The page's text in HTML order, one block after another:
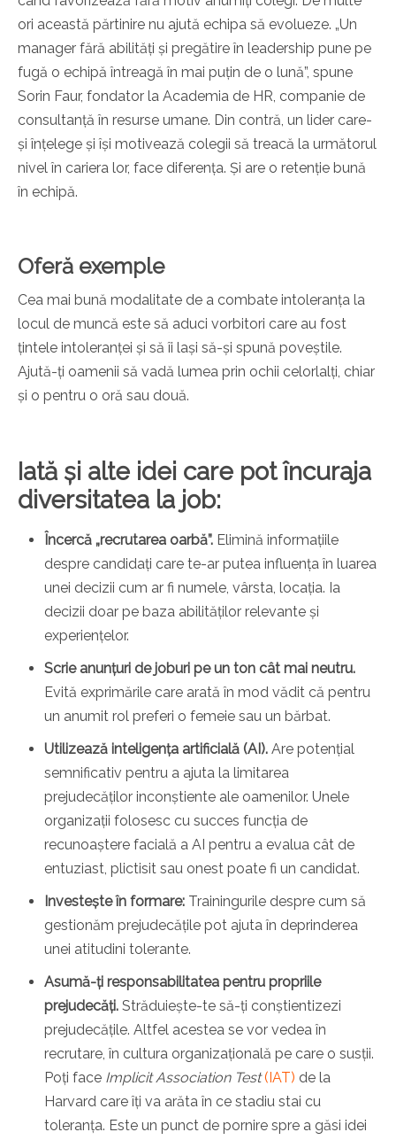
ori această părtinire nu ajută echipa să evolueze. „Un
manager fără abilități și pregătire în leadership pune pe
fugă o echipă întreagă în mai puțin de o lună”, spune
Sorin Faur, fondator la Academia de HR, companie de
consultanță în resurse umane. Din contră, un lider care-
și înțelege și își motivează colegii să treacă la următorul
nivel în cariera lor, face diferența. Și are o retenție bună
în echipă.
Oferă exemple
Cea mai bună modalitate de a combate intoleranța la
locul de muncă este să aduci vorbitori care au fost
țintele intoleranței și să îi lași să-și spună poveștile.
Ajută-ți oamenii să vadă lumea prin ochii celorlalți, chiar
și o pentru o oră sau două.
Iată și alte idei care pot încuraja
diversitatea la job:
Încercă „recrutarea oarbă”. Elimină informațiile
despre candidați care te-ar putea influența în luarea
unei decizii cum ar fi numele, vârsta, locația. Ia
decizii doar pe baza abilităților relevante și
experiențelor.
Scrie anunțuri de joburi pe un ton cât mai neutru.
Evită exprimările care arată în mod vădit că pentru
un anumit rol preferi o femeie sau un bărbat.
Utilizează inteligența artificială (AI). Are potențial
semnificativ pentru a ajuta la limitarea
prejudecăților inconștiente ale oamenilor. Unele
organizații folosesc cu succes funcția de
recunoaștere facială a AI pentru a evalua cât de
entuziast, plictisit sau onest poate fi un candidat.
Investește în formare: Trainingurile despre cum să
gestionăm prejudecățile pot ajuta în deprinderea
unei atitudini tolerante.
Asumă-ți responsabilitatea pentru propriile
prejudecăți. Străduiește-te să-ți conștientizezi
prejudecățile. Altfel acestea se vor vedea în
recrutare, în cultura organizațională pe care o susții.
Poți face Implicit Association Test (IAT) de la
Harvard care îți va arăta în ce stadiu stai cu
toleranța. Este un punct de pornire spre a găsi idei